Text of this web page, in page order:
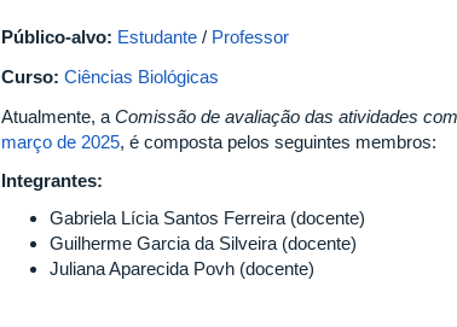
Público-alvo: Estudante / Professor
Curso: Ciências Biológicas
Atualmente, a Comissão de avaliação das atividades
março de 2025, é composta pelos seguintes membros:
Integrantes:
Gabriela Lícia Santos Ferreira (docente)
Guilherme Garcia da Silveira (docente)
Juliana Aparecida Povh (docente)